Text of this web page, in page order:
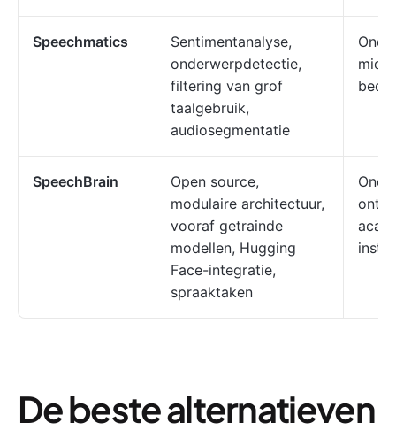
Speechmatics
Sentimentanalyse,
onderwerpdetectie,
filtering van grof
taalgebruik,
audiosegmentatie
SpeechBrain
Open source,
modulaire architectuur,
vooraf getrainde
modellen, Hugging
Face-integratie,
spraaktaken
De beste alternatieven